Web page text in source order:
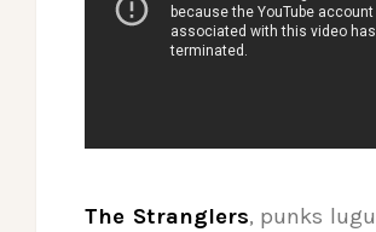
The Stranglers, punks